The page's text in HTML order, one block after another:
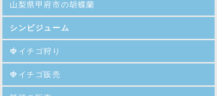
山梨県甲府市の胡蝶蘭
シンビジューム
🍓イチゴ狩り
🍓イチゴ販売